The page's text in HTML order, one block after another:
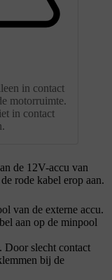
in contact
motorruimte.
in contact
de 12V-accu van
rode kabel erop aan.
van de externe accu.
aan op de minpool
Door slecht contact
bij de